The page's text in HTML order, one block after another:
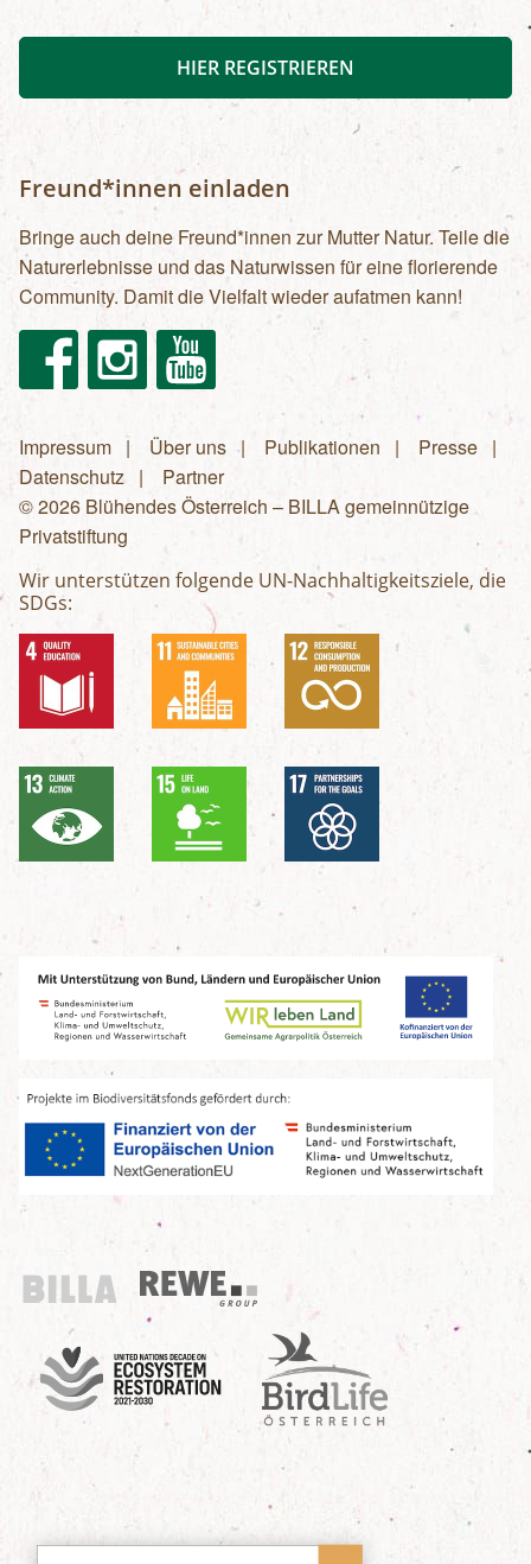
HIER REGISTRIEREN
Freund*innen einladen
Bringe auch deine Freund*innen zur Mutter Natur. Teile die
Naturerlebnisse und das Naturwissen für eine florierende
Community. Damit die Vielfalt wieder aufatmen kann!
FacebookInstagram Youtube
Fußzeilenmenü
Impressum Über uns Publikationen
Presse
Datenschutz
Partner
© 2026 Blühendes Österreich – BILLA gemeinnützige
Privatstiftung
Wir unterstützen folgende UN-Nachhaltigkeitsziele, die
SDGs:
Billa
REWE Group
UN Decade
Birdlife